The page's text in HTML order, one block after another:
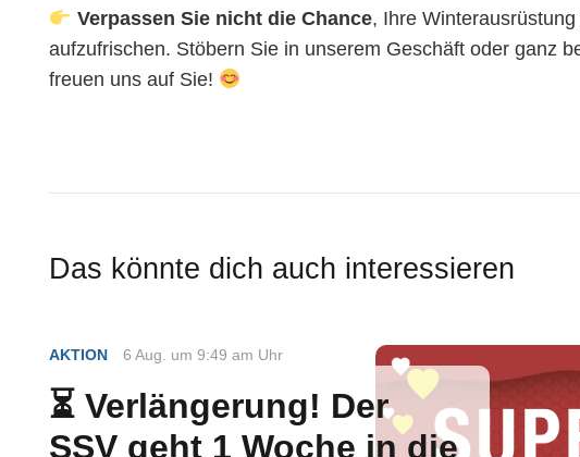
Verpassen Sie nicht die Chance, Ihre
aufzufrischen. Stöbern Sie in unserem Geschäft oder ganz
freuen uns auf Sie!
Das könnte dich auch interessieren
AKTION 6 Aug. um 9:49 am Uhr
⏳ Verlängerung! Der
SSV geht 1 Woche in die